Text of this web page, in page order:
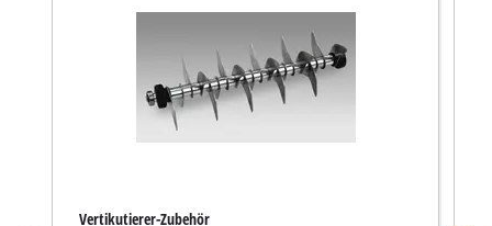
Vertikutierer-Zubehör